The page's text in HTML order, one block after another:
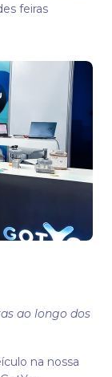
feiras
ao longo dos
na nossa